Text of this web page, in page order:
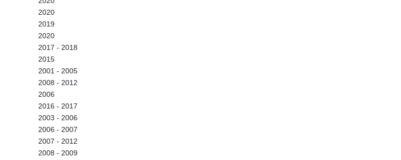
2020
2019
2020
2017 - 2018
2015
2001 - 2005
2008 - 2012
2006
2016 - 2017
2003 - 2006
2006 - 2007
2007 - 2012
2008 - 2009